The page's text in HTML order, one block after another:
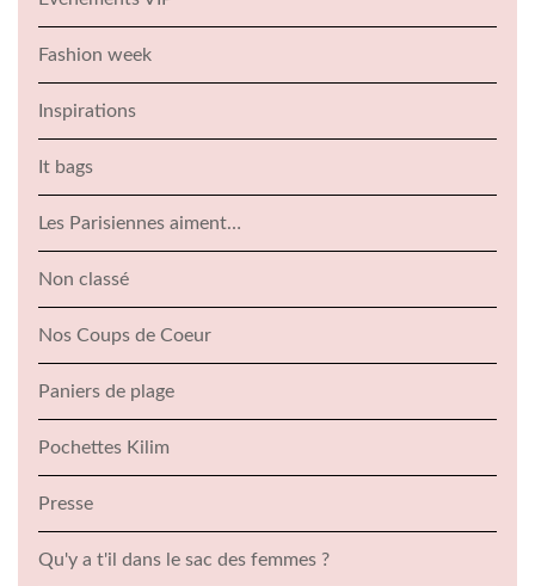
Fashion week
Inspirations
It bags
Les Parisiennes aiment…
Non classé
Nos Coups de Coeur
Paniers de plage
Pochettes Kilim
Presse
Qu'y a t'il dans le sac des femmes ?